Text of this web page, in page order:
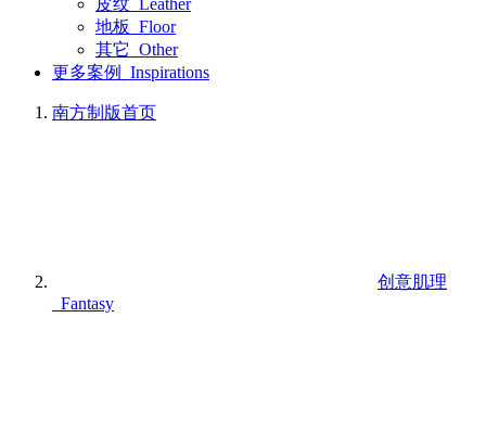
皮纹_Leather
地板_Floor
其它_Other
更多案例_Inspirations
南方制版首页
创意肌理
_Fantasy